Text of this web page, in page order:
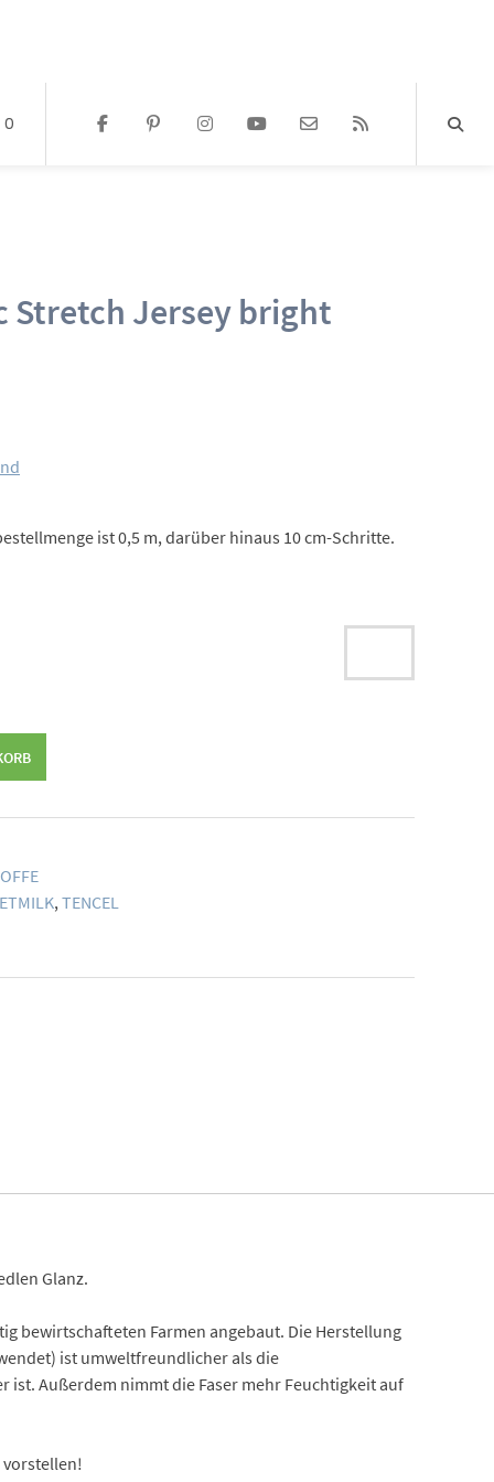
0
Stretch Jersey bright
ist 0,5 m, darüber hinaus 10 cm-Schritte.
,TENCEL
Glanz.
bewirtschafteten Farmen angebaut. Die Herstellung
ist umweltfreundlicher als die
Außerdem nimmt die Faser mehr Feuchtigkeit auf